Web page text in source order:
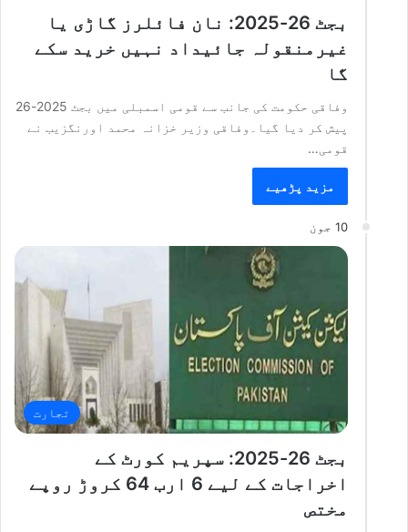
بجٹ 26-2025: نان فائلرز گاڑی یا
غیرمنقولہ جائیداد نہیں خرید سکے
گا
وفاقی حکومت کی جانب سے قومی اسمبلی میں بجٹ 2025-26
پیش کر دیا گیا۔وفاقی وزیر خزانہ محمد اورنگزیب نے
قومی…
مزید پڑھیے
10 جون
تجارت
بجٹ 26-2025: سپریم کورٹ کے
اخراجات کے لیے 6 ارب 64 کروڑ روپے
مختص